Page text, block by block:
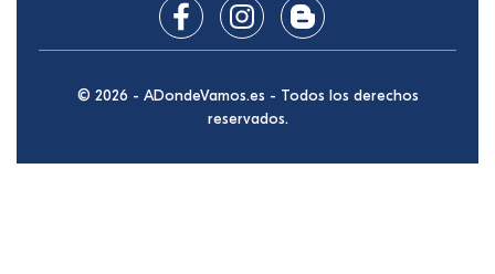
© 2026 - ADondeVamos.es - Todos los derechos
reservados.